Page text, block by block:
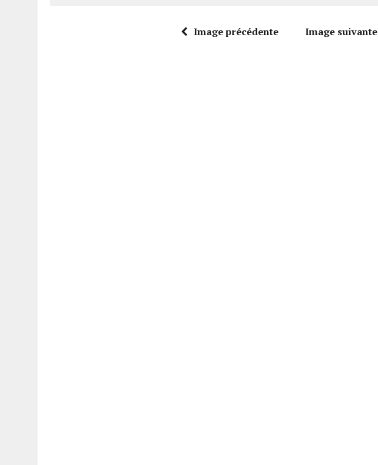
Image précédente Image suivante